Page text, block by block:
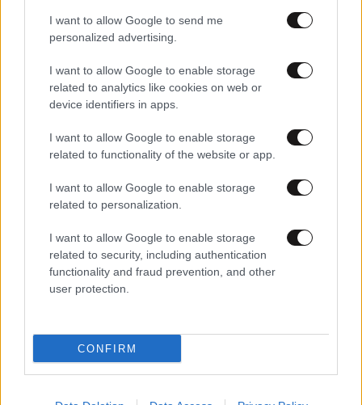
I want to allow Google to send me
personalized advertising.
I want to allow Google to enable storage
related to analytics like cookies on web or
device identifiers in apps.
I want to allow Google to enable storage
related to functionality of the website or app.
I want to allow Google to enable storage
related to personalization.
I want to allow Google to enable storage
related to security, including authentication
functionality and fraud prevention, and other
user protection.
CONFIRM
Ανάπτυξης»
09·02·2023 00:14